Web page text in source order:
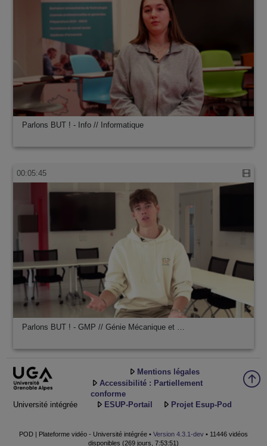
Parlons BUT ! - Info // Informatique
00:05:45
Parlons BUT ! - GMP // Génie Mécanique et …
Université intégrée
Mentions légales
Accessibilité : Partiellement
conforme
ESUP-Portail
Projet Esup-Pod
POD | Plateforme vidéo - Université intégrée • Version 4.3.1-dev • 11446 vidéos
disponibles (269 jours, 7:53:51)